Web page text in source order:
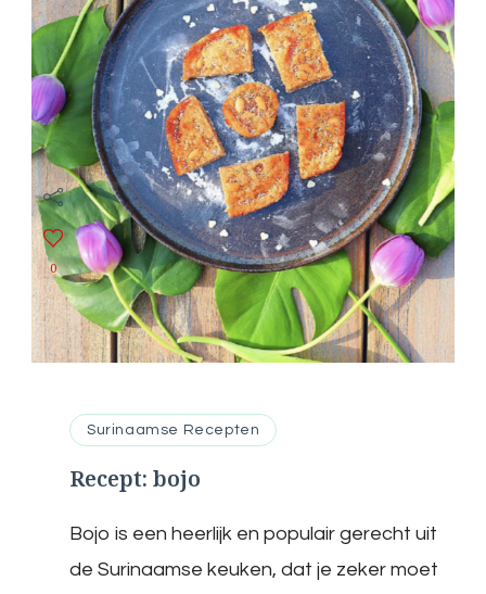
Surinaamse Recepten
Recept: bojo
0
Bojo is een heerlijk en populair gerecht uit
de Surinaamse keuken, dat je zeker moet